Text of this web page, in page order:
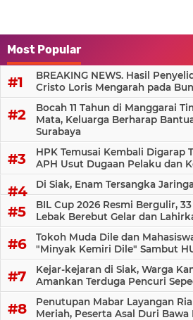
Most Popular
BREAKING NEWS. Hasil
Cristo Loris Mengarah pada
Bocah 11 Tahun di Manggarai
Mata, Keluarga Berharap
Surabaya
HPK Temusai Kembali Digarap
APH Usut Dugaan Pelaku dan
Di Siak, Enam Tersangka
BIL Cup 2026 Resmi Bergulir,
Lebak Berebut Gelar dan
Tokoh Muda Dile dan
"Minyak Kemiri Dile" Sambut
Kejar-kejaran di Siak, Warga
Amankan Terduga Pencuri
Penutupan Mabar Layangan
Meriah, Peserta Asal Duri Bawa